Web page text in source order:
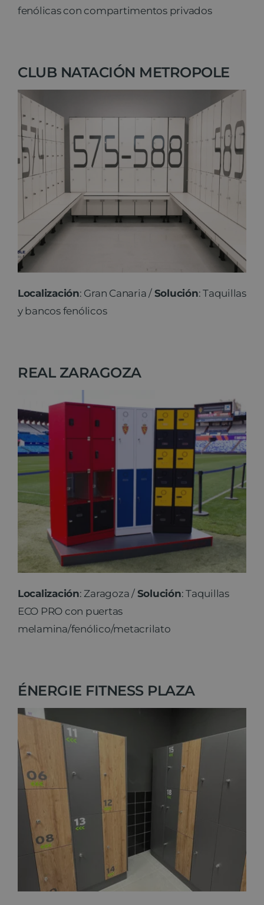
fenólicas con compartimentos privados
CLUB NATACIÓN METROPOLE
Localización: Gran Canaria / Solución: Taquillas
y bancos fenólicos
REAL ZARAGOZA
Localización: Zaragoza / Solución: Taquillas
ECO PRO con puertas
melamina/fenólico/metacrilato
ÉNERGIE FITNESS PLAZA